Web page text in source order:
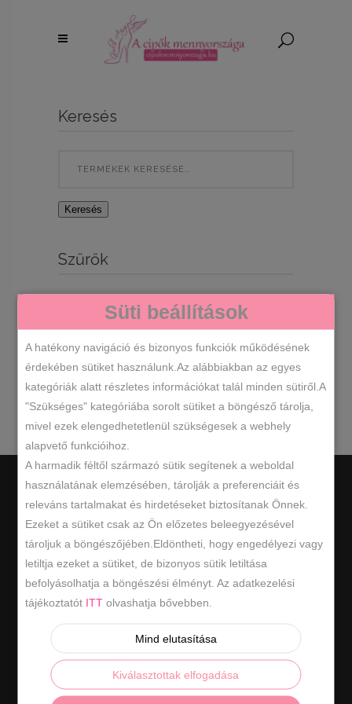
Keresés
Keresés
Szűrők
Egy termék se felelt meg a
keresésnek.
Hasznos információk
ÁSZF
ELÁLLÁS A SZERZŐDÉSTŐL
Süti beállítások
A hatékony navigáció és bizonyos funkciók működésének
érdekében sütiket használunk.Az alábbiakban az egyes
kategóriák alatt részletes információkat talál minden sütiről.A
"Szükséges" kategóriába sorolt sütiket a böngésző tárolja,
mivel ezek elengedhetetlenül szükségesek a webhely
alapvető funkcióihoz.
A harmadik féltől származó sütik segítenek a weboldal
használatának elemzésében, tárolják a preferenciáit és
releváns tartalmakat és hirdetéseket biztosítanak Önnek.
Ezeket a sütiket csak az Ön előzetes beleegyezésével
tároljuk a böngészőjében.Eldöntheti, hogy engedélyezi vagy
letiltja ezeket a sütiket, de bizonyos sütik letiltása
befolyásolhatja a böngészési élményt. Az adatkezelési
tájékoztatót ITT olvashatja bővebben.
Mind elutasítása
Kiválasztottak elfogadása